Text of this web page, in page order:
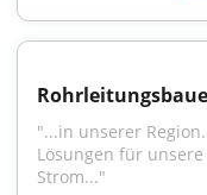
"...in unserer
Lösungen für
Strom..."